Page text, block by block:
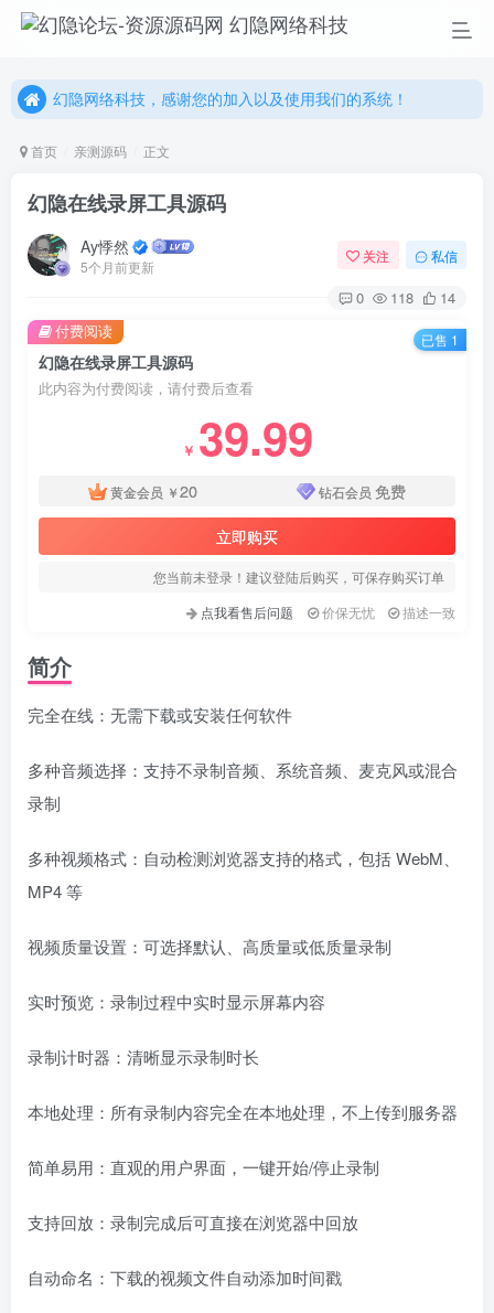
幻隐网络科技，感谢您的加入以及使用我们的系统！
幻隐网络科技，感谢您的加入以及使用我们的系统！
首页 亲测源码 正文
幻隐在线录屏工具源码
Ay悸然
5个月前更新
关注 私信
0 118 14
幻隐在线录屏工具源码
此内容为付费阅读，请付费后查看
￥ 39.99
黄金会员 ￥20 钻石会员 免费
立即购买
您当前未登录！建议登陆后购买，可保存购买订单
点我看售后问题
价保无忧 描述一致
付费阅读 已售 1
简介
完全在线：无需下载或安装任何软件
多种音频选择：支持不录制音频、系统音频、麦克风或混合
录制
多种视频格式：自动检测浏览器支持的格式，包括 WebM、
MP4 等
视频质量设置：可选择默认、高质量或低质量录制
实时预览：录制过程中实时显示屏幕内容
录制计时器：清晰显示录制时长
本地处理：所有录制内容完全在本地处理，不上传到服务器
简单易用：直观的用户界面，一键开始/停止录制
支持回放：录制完成后可直接在浏览器中回放
自动命名：下载的视频文件自动添加时间戳